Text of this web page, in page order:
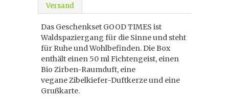
Versand
Das Geschenkset GOOD TIMES ist
Waldspaziergang für die Sinne und steht
für Ruhe und Wohlbefinden. Die Box
enthält einen 50 ml Fichtengeist, einen
Bio Zirben-Raumduft, eine
vegane Zibelkiefer-Duftkerze und eine
Grußkarte.